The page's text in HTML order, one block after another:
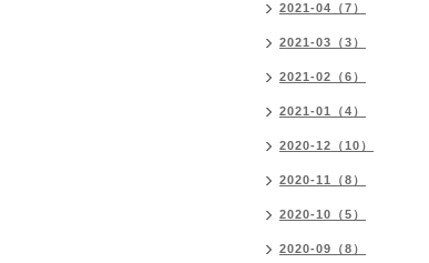
2021-04（7）
2021-03（3）
2021-02（6）
2021-01（4）
2020-12（10）
2020-11（8）
2020-10（5）
2020-09（8）